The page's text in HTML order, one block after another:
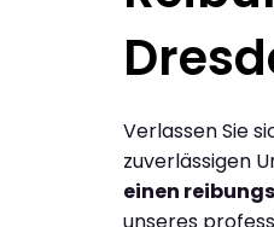
Verlassen Sie
zuverlässigen
einen
unseres